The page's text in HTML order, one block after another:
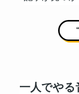
一人でやる